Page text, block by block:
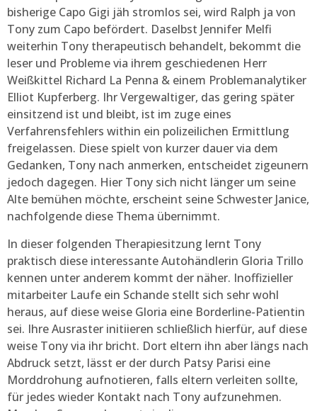
bisherige Capo Gigi jäh stromlos sei, wird Ralph ja von
Tony zum Capo befördert. Daselbst Jennifer Melfi
weiterhin Tony therapeutisch behandelt, bekommt die
leser und Probleme via ihrem geschiedenen Herr
Weißkittel Richard La Penna & einem Problemanalytiker
Elliot Kupferberg. Ihr Vergewaltiger, das gering später
einsitzend ist und bleibt, ist im zuge eines
Verfahrensfehlers within ein polizeilichen Ermittlung
freigelassen. Diese spielt von kurzer dauer via dem
Gedanken, Tony nach anmerken, entscheidet zigeunern
jedoch dagegen. Hier Tony sich nicht länger um seine
Alte bemühen möchte, erscheint seine Schwester Janice,
nachfolgende diese Thema übernimmt.
In dieser folgenden Therapiesitzung lernt Tony
praktisch diese interessante Autohändlerin Gloria Trillo
kennen unter anderem kommt der näher. Inoffizieller
mitarbeiter Laufe ein Schande stellt sich sehr wohl
heraus, auf diese weise Gloria eine Borderline-Patientin
sei. Ihre Ausraster initiieren schließlich hierfür, auf diese
weise Tony via ihr bricht. Dort eltern ihn aber längs nach
Abdruck setzt, lässt er der durch Patsy Parisi eine
Morddrohung aufnotieren, falls eltern verleiten sollte,
für jedes wieder Kontakt nach Tony aufzunehmen.